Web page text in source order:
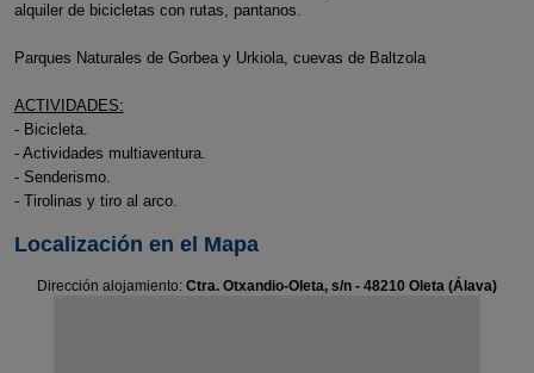
alquiler de bicicletas con rutas, pantanos.
Parques Naturales de Gorbea y Urkiola, cuevas de Baltzola
ACTIVIDADES:
- Bicicleta.
- Actividades multiaventura.
- Senderismo.
- Tirolinas y tiro al arco.
Localización en el Mapa
Dirección alojamiento: Ctra. Otxandio-Oleta, s/n - 48210 Oleta (Álava)